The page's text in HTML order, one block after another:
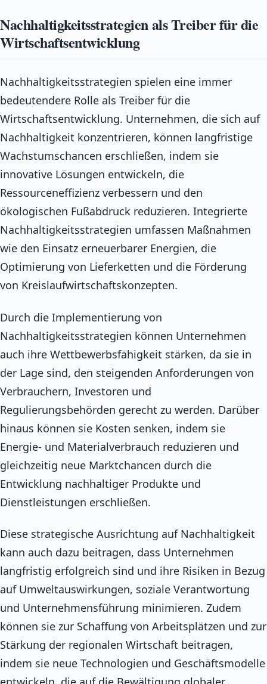
Nachhaltigkeitsstrategien als Treiber für die
Wirtschaftsentwicklung
Nachhaltigkeitsstrategien spielen eine immer
bedeutendere Rolle als Treiber für die
Wirtschaftsentwicklung. Unternehmen, die sich auf
Nachhaltigkeit konzentrieren, können langfristige
Wachstumschancen erschließen, indem sie
innovative Lösungen entwickeln, die
Ressourceneffizienz verbessern und den
ökologischen Fußabdruck reduzieren. Integrierte
Nachhaltigkeitsstrategien umfassen Maßnahmen
wie den Einsatz erneuerbarer Energien, die
Optimierung von Lieferketten und die Förderung
von Kreislaufwirtschaftskonzepten.
Durch die Implementierung von
Nachhaltigkeitsstrategien können Unternehmen
auch ihre Wettbewerbsfähigkeit stärken, da sie in
der Lage sind, den steigenden Anforderungen von
Verbrauchern, Investoren und
Regulierungsbehörden gerecht zu werden. Darüber
hinaus können sie Kosten senken, indem sie
Energie- und Materialverbrauch reduzieren und
gleichzeitig neue Marktchancen durch die
Entwicklung nachhaltiger Produkte und
Dienstleistungen erschließen.
Diese strategische Ausrichtung auf Nachhaltigkeit
kann auch dazu beitragen, dass Unternehmen
langfristig erfolgreich sind und ihre Risiken in Bezug
auf Umweltauswirkungen, soziale Verantwortung
und Unternehmensführung minimieren. Zudem
können sie zur Schaffung von Arbeitsplätzen und zur
Stärkung der regionalen Wirtschaft beitragen,
indem sie neue Technologien und Geschäftsmodelle